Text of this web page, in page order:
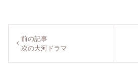
前の記事
次の大河ドラマ